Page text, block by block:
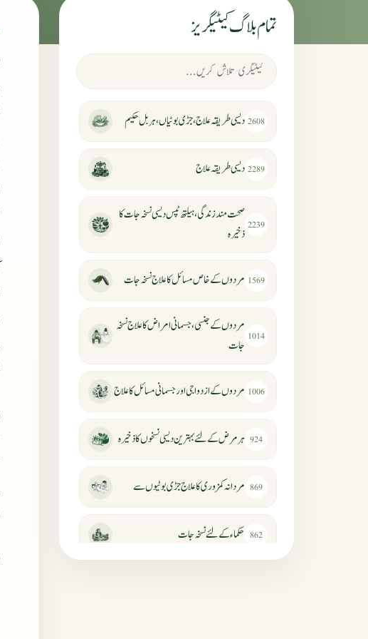
تمام بلاگ کیٹیگریز
2608 دیسی طریقہ علاج، جڑی بوٹیاں، ہربل حکیم
2289 دیسی طریقہ علاج
2239
صحت مند زندگی، ہیلتھ ٹپس دیسی نسخہ جات کا
ذخیرہ
1569 مردوں کے خاص مسائل کا علاج نسخہ جات
1014
مردوں کے جنسی، جسمانی امراض کا علاج نسخہ
جات
1006 مردوں کے ازدواجی اور جسمانی مسائل کا علاج
924 ہر مرض کے لئے بہترین دیسی نسخوں کا ذخیرہ
869 مردانہ کمزوری کا علاج جڑی بوٹیوں سے
862 حکماء کےلئے نسخہ جات